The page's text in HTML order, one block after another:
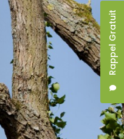
Rappel Gratuit
Entretien
Création paysagère